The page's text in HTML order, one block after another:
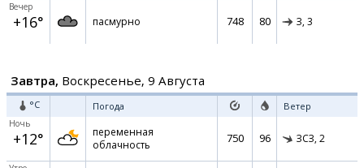
Вечер
+16° пасмурно 748 80 З, 3
Завтра, Воскресенье, 9 Августа
°C Погода Ветер
Ночь
+12°
переменная
облачность
750 96 ЗСЗ, 2